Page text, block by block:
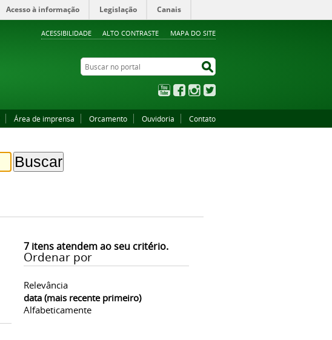
ACESSIBILIDADE ALTO CONTRASTE MAPA DO SITE
Acesso à informação Legislação Canais
Buscar no portal
YouTubeFacebookInstagram
Área de imprensa Orcamento Ouvidoria Contato
7itens atendem ao seu critério.
Ordenar por
Relevância
data (mais recente primeiro)
Alfabeticamente